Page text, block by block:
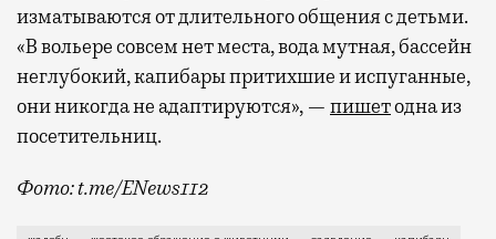
изматываются от длительного общения с детьми.
«В вольере совсем нет места, вода мутная, бассейн
неглубокий, капибары притихшие и испуганные,
они никогда не адаптируются», — пишетодна из
посетительниц.
Фото: t.me/ENews112